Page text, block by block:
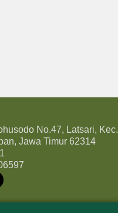
No.47, Latsari, Kec.
Jawa Timur 62314